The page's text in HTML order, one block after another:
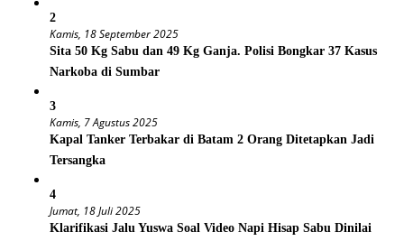
2
Kamis, 18 September 2025
Sita 50 Kg Sabu dan 49 Kg Ganja. Polisi Bongkar 37 Kasus
Narkoba di Sumbar
3
Kamis, 7 Agustus 2025
Kapal Tanker Terbakar di Batam 2 Orang Ditetapkan Jadi
Tersangka
4
Jumat, 18 Juli 2025
Klarifikasi Jalu Yuswa Soal Video Napi Hisap Sabu Dinilai